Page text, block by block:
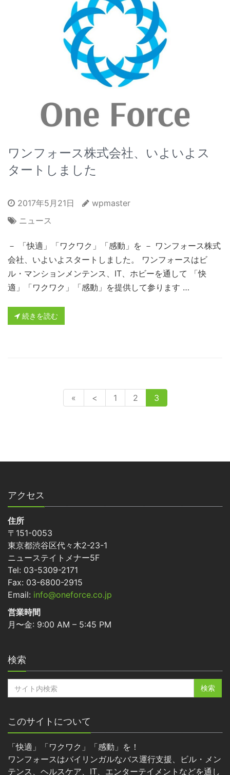
ワンフォース株式会社、いよいよス
タートしました
2017年5月21日
wpmaster
ニュース
－ 「快適」「ワクワク」「感動」を － ワンフォース株式
会社、いよいよスタートしました。 ワンフォースはビ
ル・マンションメンテンス、IT、ホビーを通して 「快
適」「ワクワク」「感動」を提供して参ります …
続きを読む
« < 1 2 3
アクセス
住所
〒151-0053
東京都渋谷区代々木2-23-1
ニューステイトメナー5F
Tel: 03-5309-2171
Fax: 03-6800-2915
Email: info@oneforce.co.jp
営業時間
月〜金: 9:00 AM – 5:45 PM
検索
このサイトについて
「快適」「ワクワク」「感動」を！
ワンフォースはバイリンガルなバス運行支援、ビル・メン
テンス、ヘルスケア、IT、エンターテイメントなどを通し